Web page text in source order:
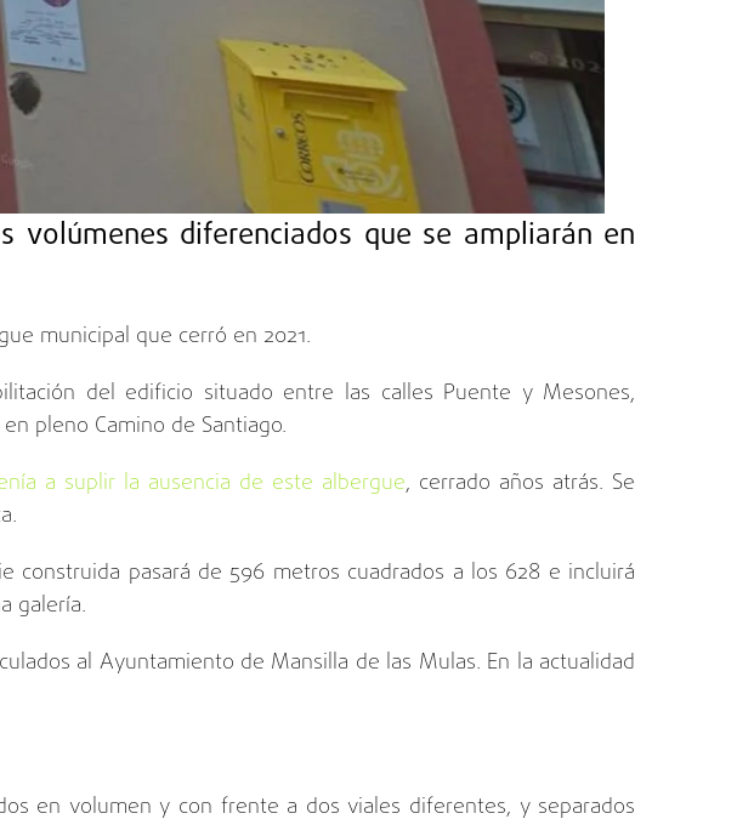
diferenciados que se ampliarán en
municipal que cerró en 2021.
del edificio situado entre las calles Puente y Mesones,
pleno Camino de Santiago.
a suplir la ausencia de este albergue, cerrado años atrás. Se
pasará de 596 metros cuadrados a los 628 e incluirá
galería.
al Ayuntamiento de Mansilla de las Mulas. En la actualidad
en volumen y con frente a dos viales diferentes, y separados